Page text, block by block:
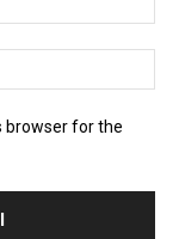
browser for the